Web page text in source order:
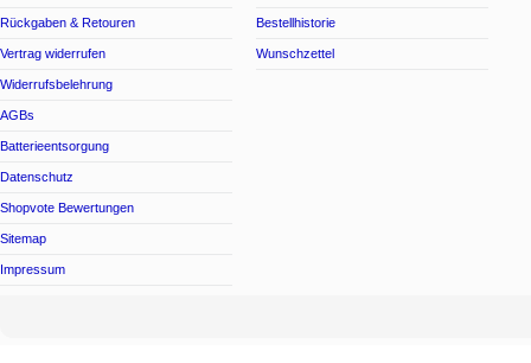
Rückgaben & Retouren
Vertrag widerrufen
Widerrufsbelehrung
AGBs
Batterieentsorgung
Datenschutz
Shopvote Bewertungen
Sitemap
Impressum
Bestellhistorie
Wunschzettel